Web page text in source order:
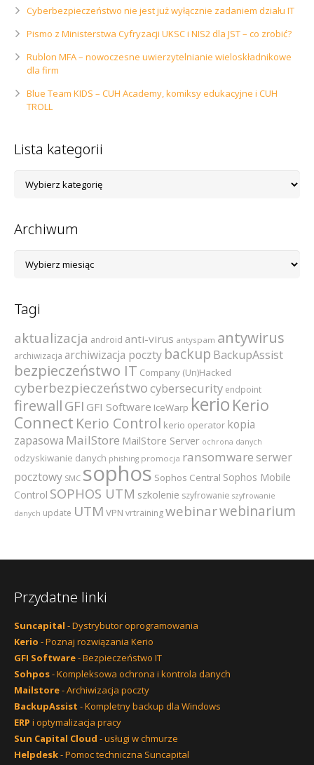
Cyberbezpieczeństwo nie jest już wyłącznie zadaniem działu IT
Pismo z Ministerstwa Cyfryzacji UKSC i NIS2 dla JST – co zrobić?
Rublon MFA – nowoczesne uwierzytelnianie wieloskładnikowe
dla firm
Blue Team KIDS – CUH Academy, komiksy edukacyjne i CUH
TROLL
Lista kategorii
kategorii
Archiwum
Tagi
aktualizacja android anti-virus antyspam antywirus
archiwizacja archiwizacja poczty backup BackupAssist
bezpieczeństwo IT Company (Un)Hacked
cyberbezpieczeństwocybersecurity endpoint
firewall GFI GFI Software IceWarp kerio Kerio
Connect Kerio Control kerio operator kopia
zapasowa MailStore MailStore Server ochrona danych
odzyskiwanie danych phishing promocja ransomware serwer
pocztowy SMC sophos Sophos Central Sophos Mobile
Control SOPHOS UTM szkolenie szyfrowanie szyfrowanie
danych update UTM VPN vrtrainingwebinarwebinarium
Przydatne linki
Suncapital - Dystrybutor oprogramowania
Kerio - Poznaj rozwiązania Kerio
GFI Software- Bezpieczeństwo IT
Sohpos- Kompleksowa ochrona i kontrola danych
Mailstore- Archiwizacja poczty
BackupAssist - Kompletny backup dla Windows
ERP i optymalizacja pracy
Sun Capital Cloud - usługi w chmurze
Helpdesk- Pomoc techniczna Suncapital